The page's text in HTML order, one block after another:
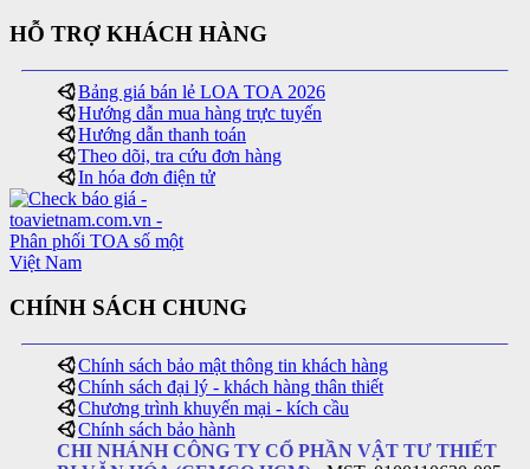
HỖ TRỢ KHÁCH HÀNG
Bảng giá bán lẻ LOA TOA 2026
Hướng dẫn mua hàng trực tuyến
Hướng dẫn thanh toán
Theo dõi, tra cứu đơn hàng
In hóa đơn điện tử
CHÍNH SÁCH CHUNG
Chính sách bảo mật thông tin khách hàng
Chính sách đại lý - khách hàng thân thiết
Chương trình khuyến mại - kích cầu
Chính sách bảo hành
CHI NHÁNH CÔNG TY CỔ PHẦN VẬT TƯ THIẾT